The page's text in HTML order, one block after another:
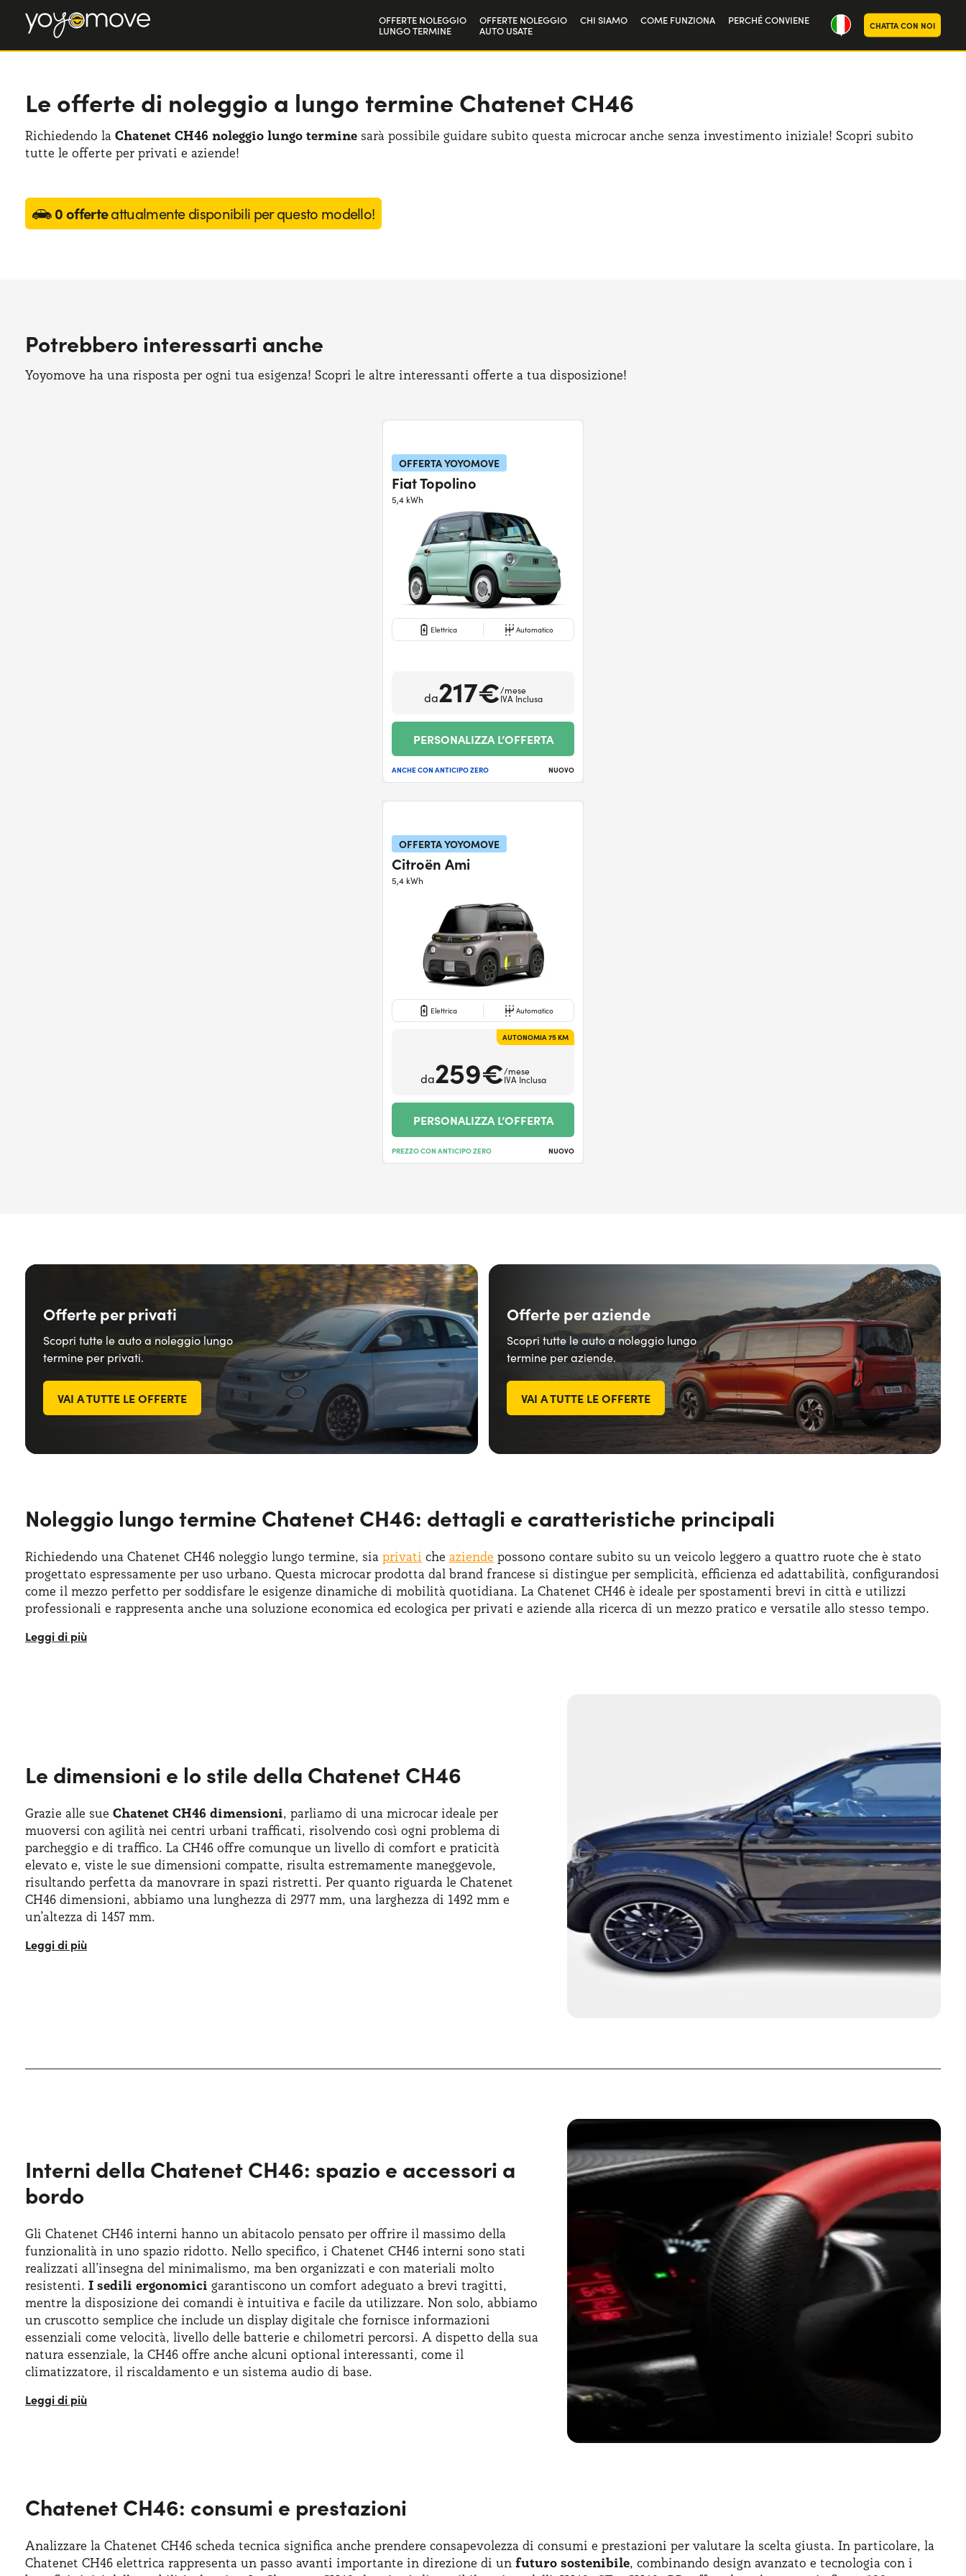
OFFERTE NOLEGGIO
LUNGO TERMINE
OFFERTE NOLEGGIO
AUTO USATE
CHI SIAMO COME FUNZIONA PERCHÉ CONVIENE CHATTA CON NOI
Le offerte di noleggio a lungo termine Chatenet CH46
Richiedendo la Chatenet CH46 noleggio lungo termine sarà possibile guidare subito questa microcar anche senza investimento iniziale! Scopri subito
tutte le offerte per privati e aziende!
0 offerteattualmente disponibili per questo modello!
Potrebbero interessarti anche
Yoyomove ha una risposta per ogni tua esigenza! Scopri le altre interessanti offerte a tua disposizione!
OFFERTA YOYOMOVE
Fiat Topolino
5,4 kWh
Elettrica Automatico
da217€/mese
IVA Inclusa
PERSONALIZZA L’OFFERTA
ANCHE CON ANTICIPO ZERO NUOVO
OFFERTA YOYOMOVE
Citroën Ami
5,4 kWh
Elettrica Automatico
AUTONOMIA 75 KM
da259€/mese
IVA Inclusa
PERSONALIZZA L’OFFERTA
PREZZO CON ANTICIPO ZERO NUOVO
Offerte per privati
Scopri tutte le auto a noleggio lungo
termine per privati.
VAI A TUTTE LE OFFERTE
Offerte per aziende
Scopri tutte le auto a noleggio lungo
termine per aziende.
VAI A TUTTE LE OFFERTE
Noleggio lungo termine Chatenet CH46: dettagli e caratteristiche principali
Richiedendo una Chatenet CH46 noleggio lungo termine, sia privati che aziende possono contare subito su un veicolo leggero a quattro ruote che è stato
progettato espressamente per uso urbano. Questa microcar prodotta dal brand francese si distingue per semplicità, efficienza ed adattabilità, configurandosi
come il mezzo perfetto per soddisfare le esigenze dinamiche di mobilità quotidiana. La Chatenet CH46 è ideale per spostamenti brevi in città e utilizzi
professionali e rappresenta anche una soluzione economica ed ecologica per privati e aziende alla ricerca di un mezzo pratico e versatile allo stesso tempo.
Una delle caratteristiche che rendono interessante il richiedere la
Le dimensioni e lo stile della Chatenet CH46
Grazie alle sue Chatenet CH46 dimensioni, parliamo di una microcar ideale per
muoversi con agilità nei centri urbani trafficati, risolvendo così ogni problema di
parcheggio e di traffico. La CH46 offre comunque un livello di comfort e praticità
elevato e, viste le sue dimensioni compatte, risulta estremamente maneggevole,
risultando perfetta da manovrare in spazi ristretti. Per quanto riguarda le Chatenet
CH46 dimensioni, abbiamo una lunghezza di 2977 mm, una larghezza di 1492 mm e
un’altezza di 1457 mm.
Dal punto di vista di design e stile, la CH46 si presenta con
Interni della Chatenet CH46: spazio e accessori a
bordo
Gli Chatenet CH46 interni hanno un abitacolo pensato per offrire il massimo della
funzionalità in uno spazio ridotto. Nello specifico, i Chatenet CH46 interni sono stati
realizzati all’insegna del minimalismo, ma ben organizzati e con materiali molto
resistenti. I sedili ergonomici garantiscono un comfort adeguato a brevi tragitti,
mentre la disposizione dei comandi è intuitiva e facile da utilizzare. Non solo, abbiamo
un cruscotto semplice che include un display digitale che fornisce informazioni
essenziali come velocità, livello delle batterie e chilometri percorsi. A dispetto della sua
natura essenziale, la CH46 offre anche alcuni optional interessanti, come il
climatizzatore, il riscaldamento e un sistema audio di base.
GliChatenet CH46 interni
Chatenet CH46 noleggio lungo termine si potrà guidare una microcar in cui ogni
dettaglio è stato pensato per rendere l’esperienza di guida piacevole e confortevole. In
generale, gli interni della Chatenet CH46 sono un perfetto equilibrio tra estetica e
funzionalità, offrendo un ambiente moderno e accogliente senza sacrificare l’efficienza.
Chatenet CH46: consumi e prestazioni
Analizzare la Chatenet CH46 scheda tecnica significa anche prendere consapevolezza di consumi e prestazioni per valutare la scelta giusta. In particolare, la
Chatenet CH46 elettrica rappresenta un passo avanti importante in direzione di un futuro sostenibile, combinando design avanzato e tecnologia con i